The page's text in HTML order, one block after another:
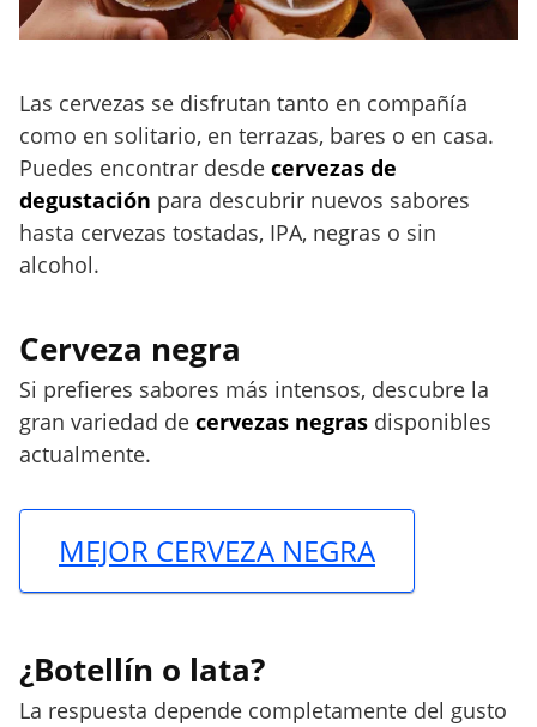
Las cervezas se disfrutan tanto en compañía
como en solitario, en terrazas, bares o en casa.
Puedes encontrar desde cervezas de
degustación para descubrir nuevos sabores
hasta cervezas tostadas, IPA, negras o sin
alcohol.
Cerveza negra
Si prefieres sabores más intensos, descubre la
gran variedad de cervezas negras disponibles
actualmente.
MEJOR CERVEZA NEGRA
¿Botellín o lata?
La respuesta depende completamente del gusto